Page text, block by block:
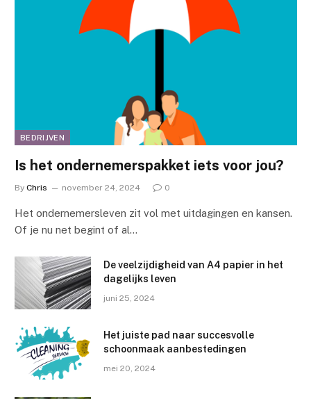
BEDRIJVEN
Is het ondernemerspakket iets voor jou?
By Chris november 24, 2024 0
Het ondernemersleven zit vol met uitdagingen en kansen.
Of je nu net begint of al…
De veelzijdigheid van A4 papier in het
dagelijks leven
juni 25, 2024
Het juiste pad naar succesvolle
schoonmaak aanbestedingen
mei 20, 2024